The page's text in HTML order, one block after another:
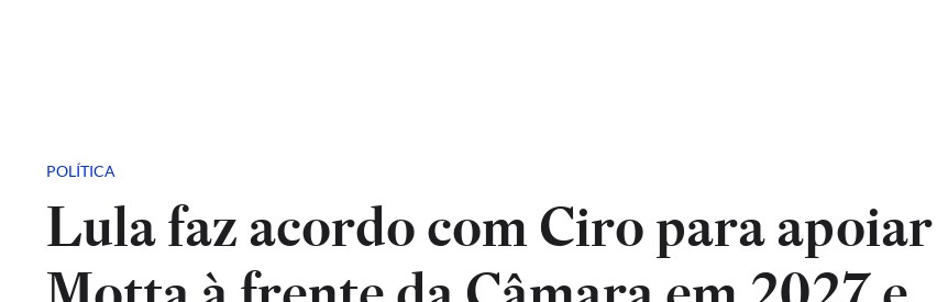
POLÍTICA
Lula faz acordo com Ciro para apoiar